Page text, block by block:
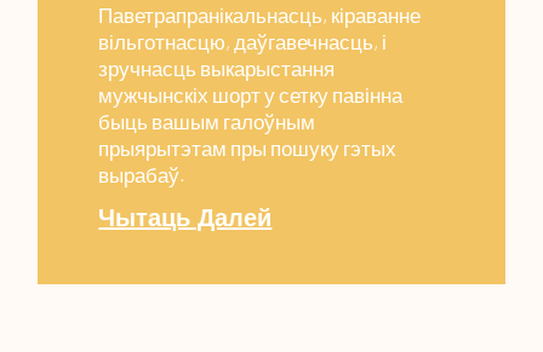
Паветрапранікальнасць, кіраванне
вільготнасцю, даўгавечнасць, і
зручнасць выкарыстання
мужчынскіх шорт у сетку павінна
быць вашым галоўным
прыярытэтам пры пошуку гэтых
вырабаў.
Чытаць Далей